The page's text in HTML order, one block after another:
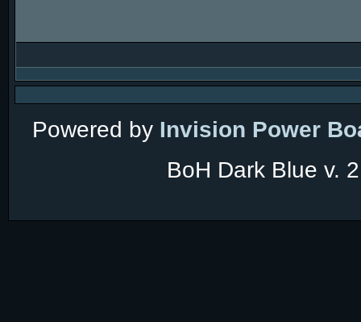
Powered by Invision Power
BoH Dark Blue v.